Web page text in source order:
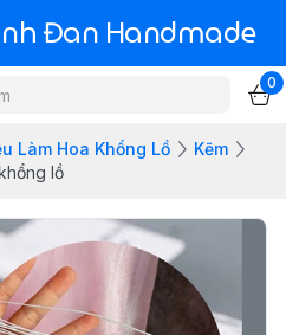
Đan Handmade
0
Làm Hoa Khổng Lồ
Kẽm
lồ